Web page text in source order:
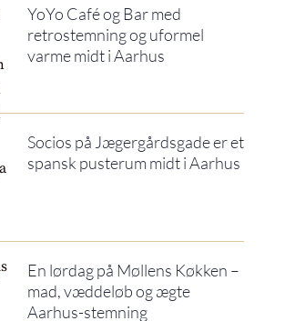
YoYo Café og Bar med
retrostemning og uformel
varme midt i Aarhus
Socios på Jægergårdsgade er et
spansk pusterum midt i Aarhus
En lørdag på Møllens Køkken –
mad, væddeløb og ægte
Aarhus-stemning